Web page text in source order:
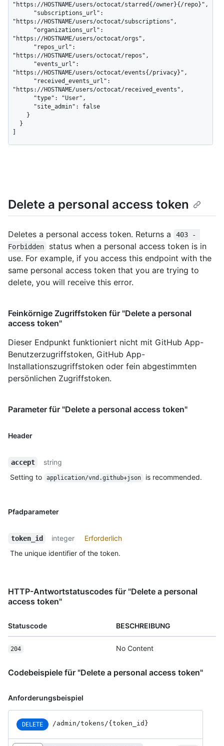
"https://HOSTNAME/users/octocat/starred{/owner}{/repo}",
"https://HOSTNAME/users/octocat/subscriptions",
"https://HOSTNAME/users/octocat/orgs",
"https://HOSTNAME/users/octocat/repos",
"https://HOSTNAME/users/octocat/events{/privacy}",
"https://HOSTNAME/users/octocat/received_events",
]
Delete a personal access token
Deletes a personal access token. Returns a
403 -
Forbidden
status when a personal access token is in
use. For example, if you access this endpoint with the
same personal access token that you are trying to
delete, you will receive this error.
Feinkörnige Zugriffstoken für "Delete a personal
access token"
Dieser Endpunkt funktioniert nicht mit GitHub App-
Benutzerzugriffstoken, GitHub App-
Installationszugriffstoken oder fein abgestimmten
persönlichen Zugriffstoken.
Parameter für "Delete a personal access token"
Header
accept
string
Setting to
application/vnd.github+json is recommended.
Pfadparameter
token_id integer
Erforderlich
The unique identifier of the token.
HTTP-Antwortstatuscodes für "Delete a personal
access token"
Statuscode BESCHREIBUNG
204 No Content
Codebeispiele für "Delete a personal access token"
Anforderungsbeispiel
DELETE /admin/tokens/{token_id}